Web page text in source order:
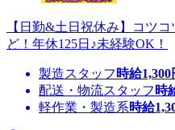
【日勤&土日祝休み】コツ
ど！年休125日♪未経験OK！
製造スタッフ 時給1,300
配送・物流スタッフ 時
軽作業・製造系時給